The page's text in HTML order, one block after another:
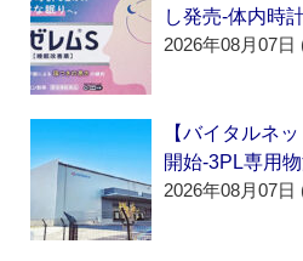
し発売‐体内時
2026年08月07日
【バイタルネ
開始‐3PL専用
2026年08月07日